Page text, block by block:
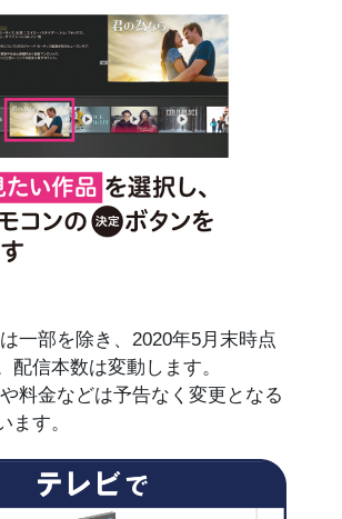
一部を除き、2020年5月末時点
配信本数は変動します。
料金などは予告なく変更となる
ます。